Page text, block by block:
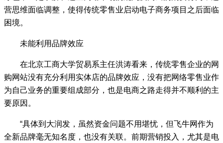
营思维面临调整，使得传统零售业启动电子商务项目之后面临
困境。
未能利用品牌效应
在北京工商大学贸易系主任洪涛看来，传统零售企业的网
购网站没有充分利用实体店的品牌效应，没有把网络零售业作
为自己业务的重要组成部分，也是电商之路走得并不顺利的主
要原因。
“具体到大润发，虽然资金问题不用堪忧，但飞牛网作为
全新品牌毫无知名度，也没有关联。前期营销投入，尤其是电